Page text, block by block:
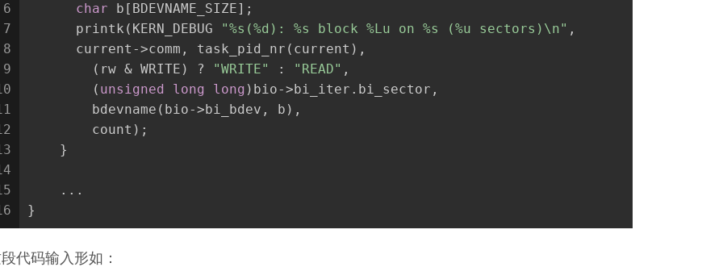
6
7
8
9
char b[BDEVNAME_SIZE];
      printk(KERN_DEBUG
"%s(%d): %s block %Lu on %s (%u sectors)\n" ,
      current->comm, task_pid_nr(current),
        (rw & WRITE) ?
"WRITE" : "READ" ,
        (
unsigned long long )bio->bi_iter.bi_sector,
        bdevname(bio->bi_bdev, b),
        count);
    }
    ...
}
代码输入形如：